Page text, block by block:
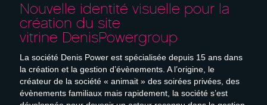
Nouvelle identité visuelle pour la
création du site
vitrine DenisPowergroup
La société Denis Power est spécialisée depuis 15 ans dans
la création et la gestion d’évènements. A l’origine, le
créateur de la société « animait » des soirées privées, des
évènements familiaux mais rapidement, la société s’est